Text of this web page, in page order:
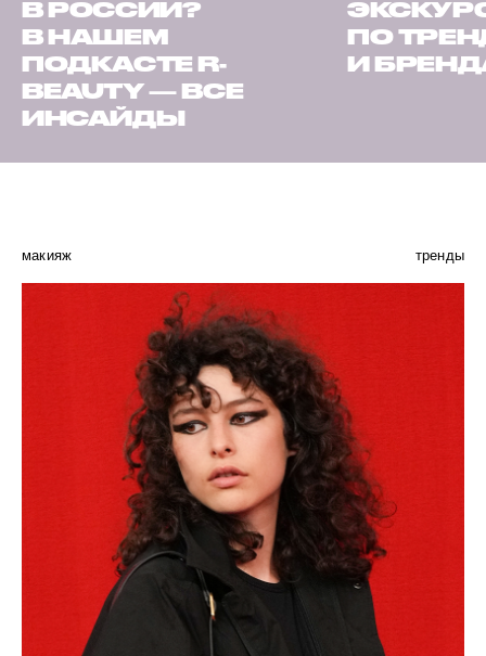
В РОССИИ?
В НАШЕМ
ПОДКАСТЕ R-
BEAUTY — ВСЕ
ИНСАЙДЫ
ПО
И
макияж тренды